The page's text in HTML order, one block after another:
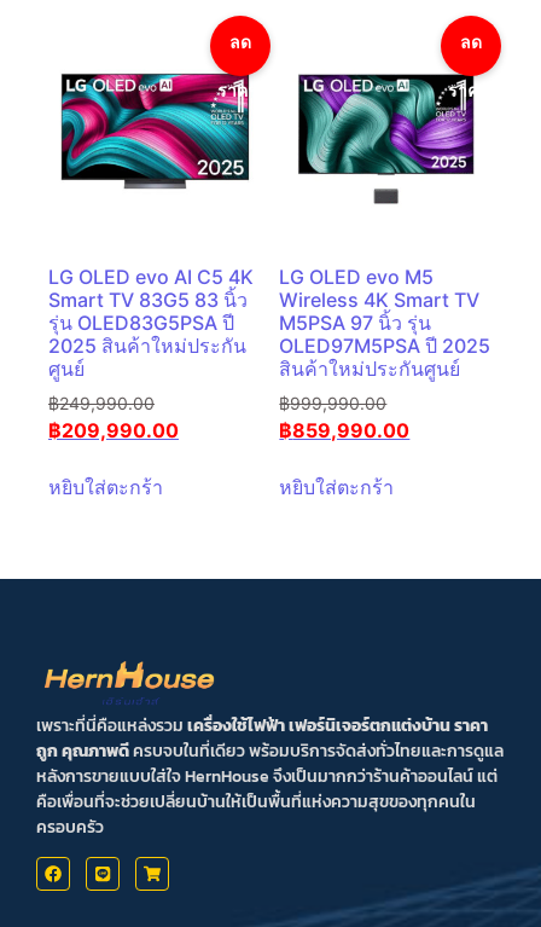
ลด
ราคา!
LG OLED evo AI C5 4K
Smart TV 83G5 83 นิ้ว
รุ่น OLED83G5PSA ปี
2025 สินค้าใหม่ประกัน
ศูนย์
฿249,990.00
฿209,990.00
หยิบใส่ตะกร้า
ลด
ราคา!
LG OLED evo M5
Wireless 4K Smart TV
M5PSA 97 นิ้ว รุ่น
OLED97M5PSA ปี 2025
สินค้าใหม่ประกันศูนย์
฿999,990.00
฿859,990.00
หยิบใส่ตะกร้า
เพราะที่นี่คือแหล่งรวมเครื่องใช้ไฟฟ้า เฟอร์นิเจอร์ตกแต่งบ้าน ราคา
ถูก คุณภาพดีครบจบในที่เดียว พร้อมบริการจัดส่งทั่วไทยและการดูแล
หลังการขายแบบใส่ใจ HernHouse จึงเป็นมากกว่าร้านค้าออนไลน์ แต่
คือเพื่อนที่จะช่วยเปลี่ยนบ้านให้เป็นพื้นที่แห่งความสุขของทุกคนใน
ครอบครัว